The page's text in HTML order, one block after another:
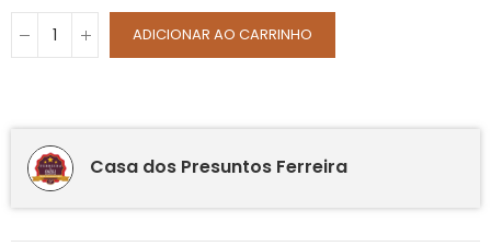
ADICIONAR AO CARRINHO
Casa dos Presuntos Ferreira